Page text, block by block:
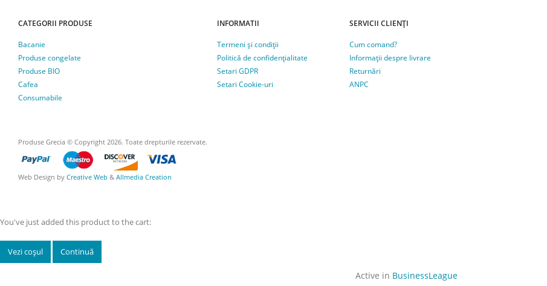
CATEGORII PRODUSE
Bacanie
Produse congelate
Produse BIO
Cafea
Consumabile
INFORMATII
Termeni și condiții
Politică de confidențialitate
Setari GDPR
Setari Cookie-uri
SERVICII CLIENȚI
Cum comand?
Informații despre livrare
Returnări
ANPC
Produse Grecia © Copyright 2026. Toate drepturile rezervate.
Web Design by Creative Web & Allmedia Creation
You've just added this product to the cart:
Vezi coșul Continuă
Active in BusinessLeague